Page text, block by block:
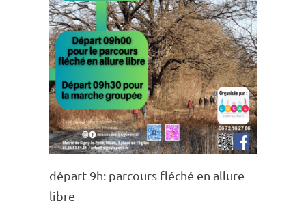
départ 9h: parcours fléché en allure
libre